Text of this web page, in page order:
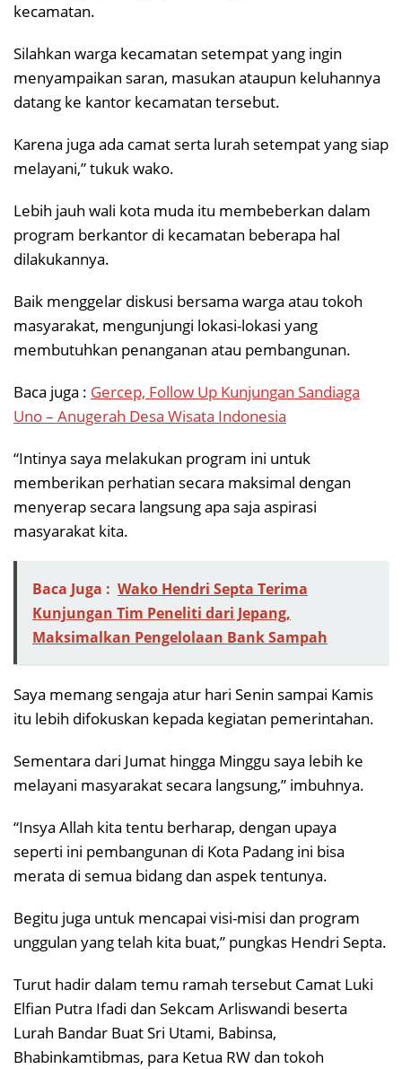
kecamatan.
Silahkan warga kecamatan setempat yang ingin
menyampaikan saran, masukan ataupun keluhannya
datang ke kantor kecamatan tersebut.
Karena juga ada camat serta lurah setempat yang siap
melayani,” tukuk wako.
Lebih jauh wali kota muda itu membeberkan dalam
program berkantor di kecamatan beberapa hal
dilakukannya.
Baik menggelar diskusi bersama warga atau tokoh
masyarakat, mengunjungi lokasi-lokasi yang
membutuhkan penanganan atau pembangunan.
Baca juga : Gercep, Follow Up Kunjungan Sandiaga
Uno – Anugerah Desa Wisata Indonesia
“Intinya saya melakukan program ini untuk
memberikan perhatian secara maksimal dengan
menyerap secara langsung apa saja aspirasi
masyarakat kita.
Baca Juga : Wako Hendri Septa Terima
Kunjungan Tim Peneliti dari Jepang,
Maksimalkan Pengelolaan Bank Sampah
Saya memang sengaja atur hari Senin sampai Kamis
itu lebih difokuskan kepada kegiatan pemerintahan.
Sementara dari Jumat hingga Minggu saya lebih ke
melayani masyarakat secara langsung,” imbuhnya.
“Insya Allah kita tentu berharap, dengan upaya
seperti ini pembangunan di Kota Padang ini bisa
merata di semua bidang dan aspek tentunya.
Begitu juga untuk mencapai visi-misi dan program
unggulan yang telah kita buat,” pungkas Hendri Septa.
Turut hadir dalam temu ramah tersebut Camat Luki
Elfian Putra Ifadi dan Sekcam Arliswandi beserta
Lurah Bandar Buat Sri Utami, Babinsa,
Bhabinkamtibmas, para Ketua RW dan tokoh